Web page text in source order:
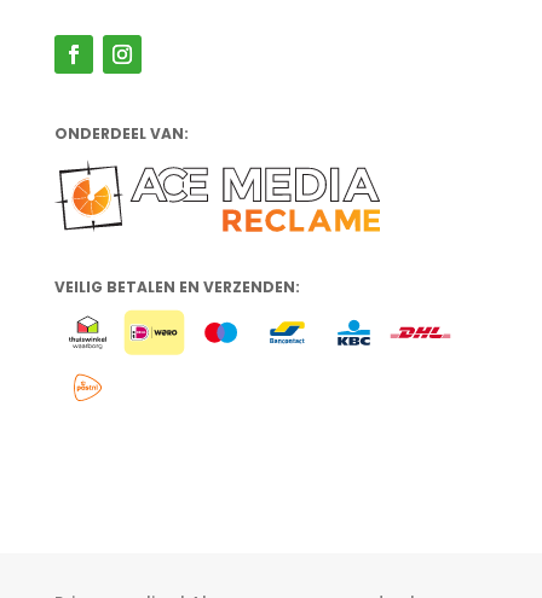
ONDERDEEL VAN:
VEILIG BETALEN EN VERZENDEN: